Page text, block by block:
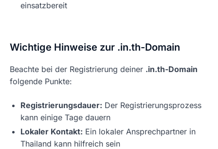
einsatzbereit
Wichtige Hinweise zur .in.th-Domain
Beachte bei der Registrierung deiner .in.th-Domain
folgende Punkte:
Registrierungsdauer: Der Registrierungsprozess
kann einige Tage dauern
Lokaler Kontakt: Ein lokaler Ansprechpartner in
Thailand kann hilfreich sein